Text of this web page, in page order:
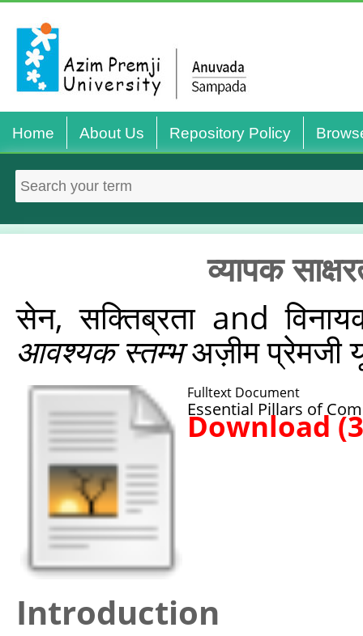
Home About Us Repository Policy
व्यापक
सेन, सक्तिब्रताand
आवश्यक स्तम्भअज़ीम प्रेमजी
Fulltext Document
Essential Pillars of
Download
Introduction